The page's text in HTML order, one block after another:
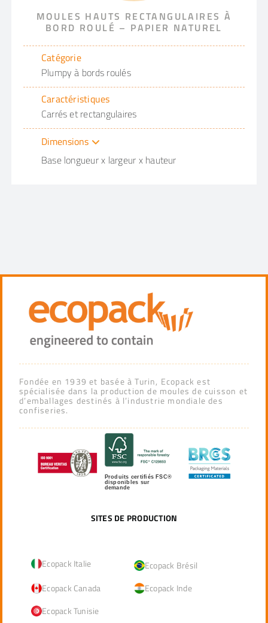
MOULES HAUTS RECTANGULAIRES À
BORD ROULÉ – PAPIER NATUREL
Catégorie
Plumpy à bords roulés
Caractéristiques
Carrés et rectangulaires
Dimensions
Base longueur x largeur x hauteur
Fondée en 1939 et basée à Turin, Ecopack est
spécialisée dans la production de moules de cuisson et
d’emballages destinés à l’industrie mondiale des
confiseries.
Produits certifiés FSC®
disponibles sur
demande
SITES DE PRODUCTION
Ecopack Italie
Ecopack Brésil
Ecopack Canada
Ecopack Inde
Ecopack Tunisie